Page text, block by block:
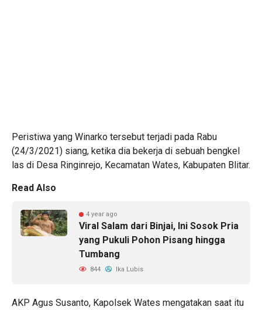
Peristiwa yang Winarko tersebut terjadi pada Rabu
(24/3/2021) siang, ketika dia bekerja di sebuah bengkel
las di Desa Ringinrejo, Kecamatan Wates, Kabupaten Blitar.
Read Also
4 year ago
Viral Salam dari Binjai, Ini Sosok Pria
yang Pukuli Pohon Pisang hingga
Tumbang
844 Ika Lubis
AKP Agus Susanto, Kapolsek Wates mengatakan saat itu